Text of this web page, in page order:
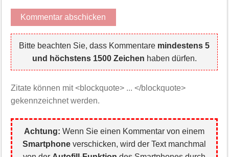
Bitte beachten Sie, dass Kommentare mindestens 5
und höchstens 1500 Zeichen haben dürfen.
Zitate können mit <blockquote> ... </blockquote>
gekennzeichnet werden.
Achtung: Wenn Sie einen Kommentar von einem
Smartphone verschicken, wird der Text manchmal